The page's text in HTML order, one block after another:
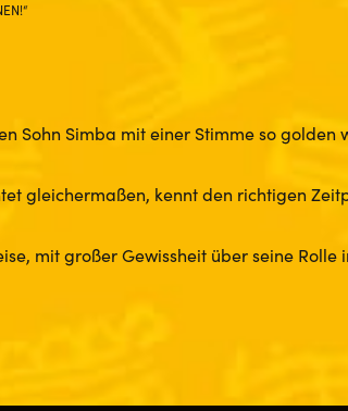
Sohn Simba mit einer Stimme so golden
gleichermaßen, kennt den richtigen
mit großer Gewissheit über seine Rolle